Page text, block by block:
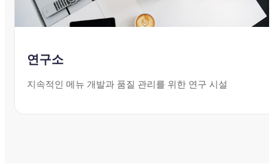
연구소
지속적인 메뉴 개발과 품질 관리를 위한 연구 시설